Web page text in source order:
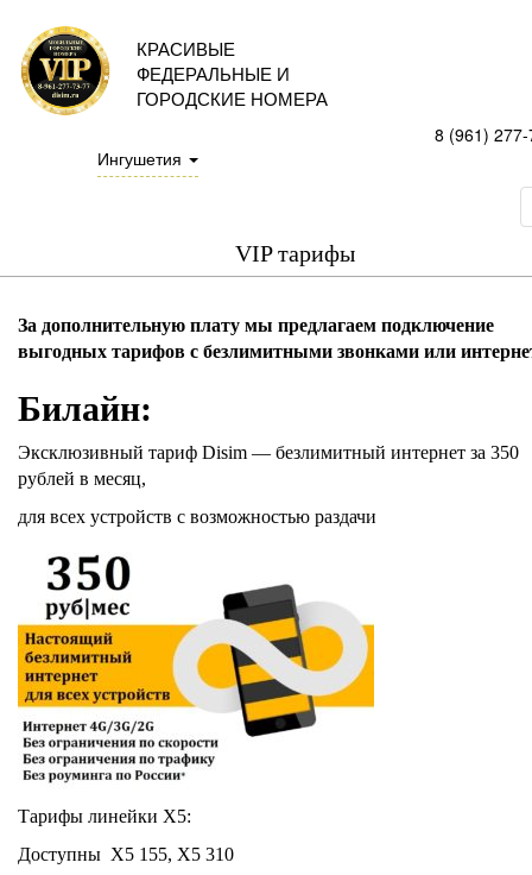
КРАСИВЫЕ
ФЕДЕРАЛЬНЫЕ И
ГОРОДСКИЕ НОМЕРА
Ингушетия
8 (961)
VIP тарифы
За дополнительную плату мы предлагаем подключение
выгодных тарифов с безлимитными звонками или
Билайн:
Эксклюзивный тариф Disim — безлимитный интернет за 350
рублей в месяц,
для всех устройств с возможностью раздачи
Тарифы линейки Х5:
Доступны Х5 155, Х5 310